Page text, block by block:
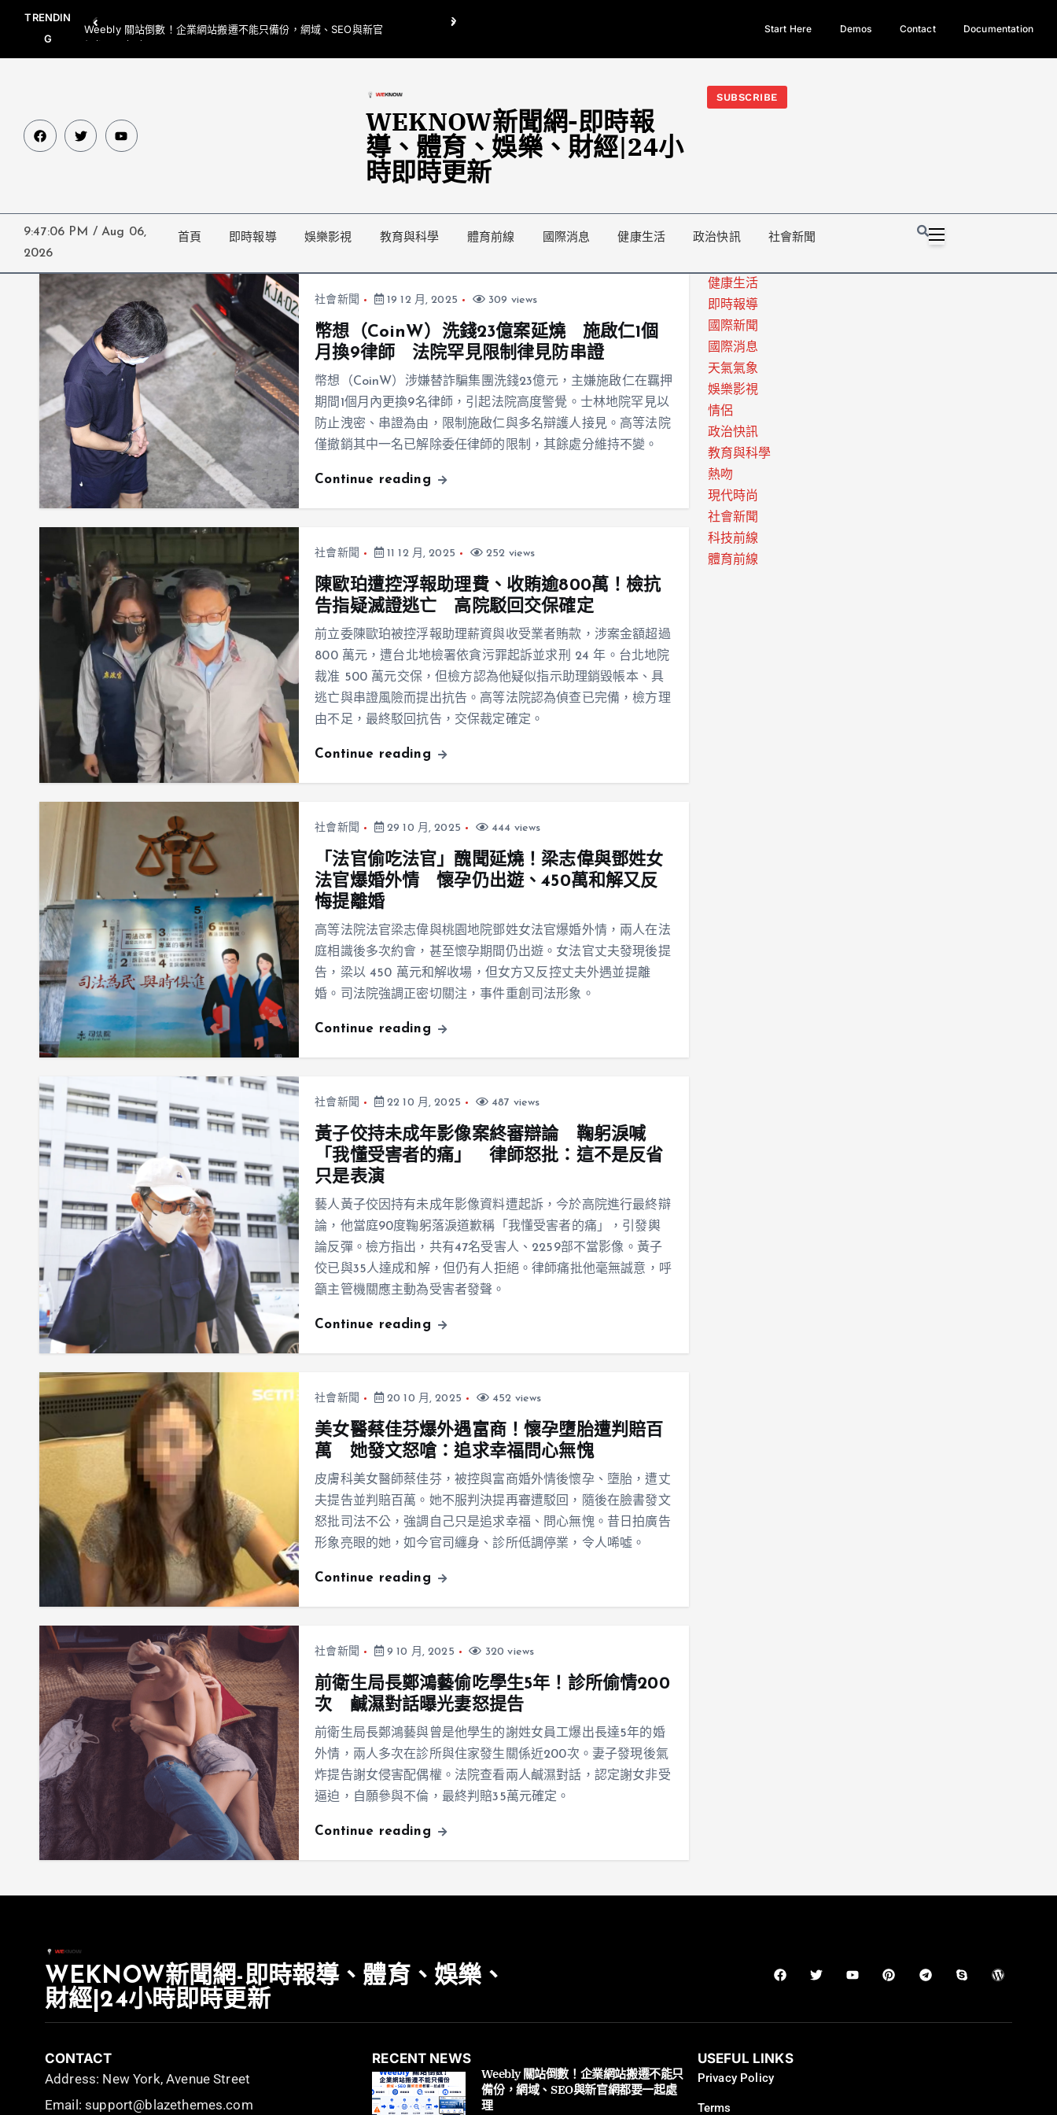
TRENDIN
G
Weebly 關站倒數！企業網站搬遷不能只備份，網域、SEO與新官
網都要一起處理
翁曉玲喊刪陸委會1295萬媒宣費惹議 梁文傑回「只能靠嘴巴」
今日熱門新聞TOP3｜西拉雅族正式成第17個原住民族、立院電競
光電場回
Start Here Demos Contact Documentation
WEKNOW新聞網-即時報
導、體育、娛樂、財經|24小
時即時更新
SUBSCRIBE
9:47:07 PM / Aug 06,
2026
首頁 即時報導 娛樂影視 教育與科學 體育前線 國際消息 健康生活 政治快訊 社會新聞
社會新聞 19 12 月, 2025 309 views
幣想（CoinW）洗錢23億案延燒 施啟仁1個
月換9律師 法院罕見限制律見防串證
幣想（CoinW）涉嫌替詐騙集團洗錢23億元，主嫌施啟仁在羈押
期間1個月內更換9名律師，引起法院高度警覺。士林地院罕見以
防止洩密、串證為由，限制施啟仁與多名辯護人接見。高等法院
僅撤銷其中一名已解除委任律師的限制，其餘處分維持不變。
Continue reading
社會新聞 11 12 月, 2025 252 views
陳歐珀遭控浮報助理費、收賄逾800萬！檢抗
告指疑滅證逃亡 高院駁回交保確定
前立委陳歐珀被控浮報助理薪資與收受業者賄款，涉案金額超過
800 萬元，遭台北地檢署依貪污罪起訴並求刑 24 年。台北地院
裁准 500 萬元交保，但檢方認為他疑似指示助理銷毀帳本、具
逃亡與串證風險而提出抗告。高等法院認為偵查已完備，檢方理
由不足，最終駁回抗告，交保裁定確定。
Continue reading
社會新聞 29 10 月, 2025 444 views
「法官偷吃法官」醜聞延燒！梁志偉與鄧姓女
法官爆婚外情 懷孕仍出遊、450萬和解又反
悔提離婚
高等法院法官梁志偉與桃園地院鄧姓女法官爆婚外情，兩人在法
庭相識後多次約會，甚至懷孕期間仍出遊。女法官丈夫發現後提
告，梁以 450 萬元和解收場，但女方又反控丈夫外遇並提離
婚。司法院強調正密切關注，事件重創司法形象。
Continue reading
社會新聞 22 10 月, 2025 487 views
黃子佼持未成年影像案終審辯論 鞠躬淚喊
「我懂受害者的痛」 律師怒批：這不是反省
只是表演
藝人黃子佼因持有未成年影像資料遭起訴，今於高院進行最終辯
論，他當庭90度鞠躬落淚道歉稱「我懂受害者的痛」，引發輿
論反彈。檢方指出，共有47名受害人、2259部不當影像。黃子
佼已與35人達成和解，但仍有人拒絕。律師痛批他毫無誠意，呼
籲主管機關應主動為受害者發聲。
Continue reading
社會新聞 20 10 月, 2025 452 views
美女醫蔡佳芬爆外遇富商！懷孕墮胎遭判賠百
萬 她發文怒嗆：追求幸福問心無愧
皮膚科美女醫師蔡佳芬，被控與富商婚外情後懷孕、墮胎，遭丈
夫提告並判賠百萬。她不服判決提再審遭駁回，隨後在臉書發文
怒批司法不公，強調自己只是追求幸福、問心無愧。昔日拍廣告
形象亮眼的她，如今官司纏身、診所低調停業，令人唏噓。
Continue reading
社會新聞 9 10 月, 2025 320 views
前衛生局長鄭鴻藝偷吃學生5年！診所偷情200
次 鹹濕對話曝光妻怒提告
前衛生局長鄭鴻藝與曾是他學生的謝姓女員工爆出長達5年的婚
外情，兩人多次在診所與住家發生關係近200次。妻子發現後氣
炸提告謝女侵害配偶權。法院查看兩人鹹濕對話，認定謝女非受
逼迫，自願參與不倫，最終判賠35萬元確定。
Continue reading
健康生活
即時報導
國際新聞
國際消息
天氣氣象
娛樂影視
情侶
政治快訊
教育與科學
熱吻
現代時尚
社會新聞
科技前線
體育前線
WEKNOW新聞網-即時報導、體育、娛樂、
財經|24小時即時更新
CONTACT
Address: New York, Avenue Street
Email: support@blazethemes.com
RECENT NEWS
Weebly 關站倒數！企業網站搬遷不能只
備份，網域、SEO與新官網都要一起處
理
USEFUL LINKS
Privacy Policy
Terms